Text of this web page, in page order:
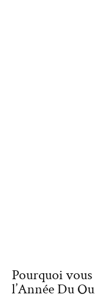
Pourquoi
l’Année Du